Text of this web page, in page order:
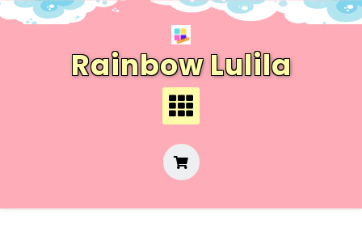
Skip
Rainbow Lulila